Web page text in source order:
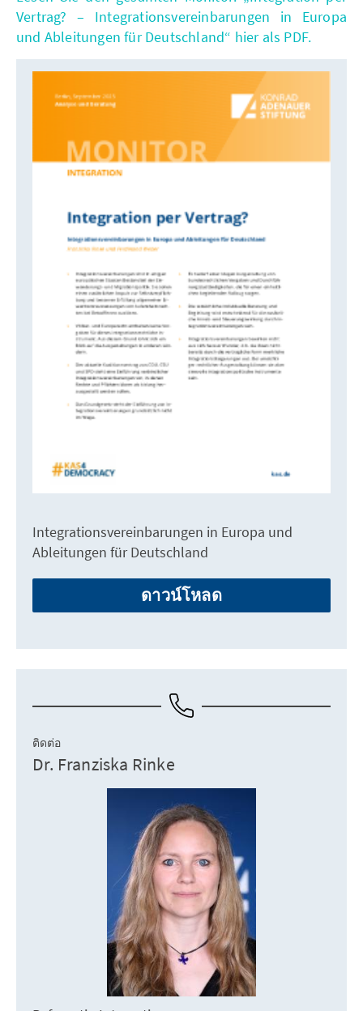
Vertrag? – Integrationsvereinbarungen in Europa
und Ableitungen für Deutschland“ hier als PDF.
Integrationsvereinbarungen in Europa und
Ableitungen für Deutschland
ดาวน์โหลด
ติดต่อ
Dr. Franziska Rinke